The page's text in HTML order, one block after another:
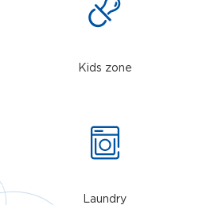
Kids zone
Laundry